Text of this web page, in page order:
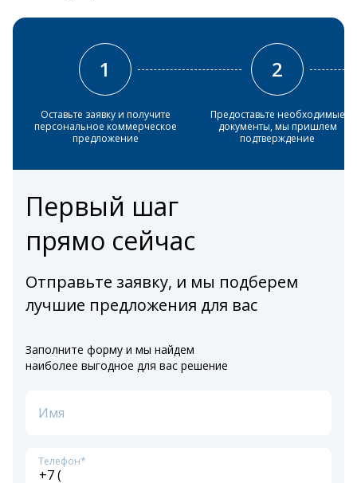
1
Оставьте заявку и получите
персональное коммерческое
предложение
2
Предоставьте необходимые
документы, мы пришлем
подтверждение
Первый шаг
прямо сейчас
Отправьте заявку, и мы подберем
лучшие предложения для вас
Заполните форму и мы найдем
наиболее выгодное для вас решение
Имя
Телефон*